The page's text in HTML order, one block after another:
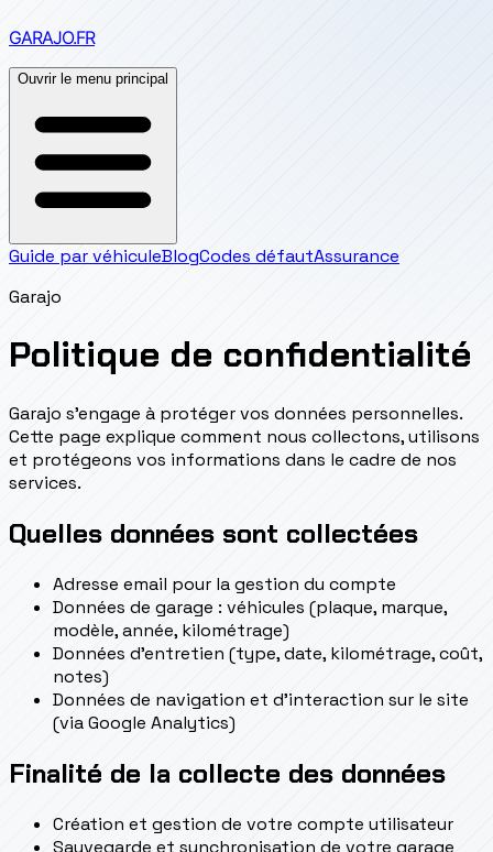
GARAJO.FR
Ouvrir le menu principal
Guide par véhiculeBlogCodes défautAssurance
Garajo
Politique de confidentialité
Garajo s'engage à protéger vos données personnelles.
Cette page explique comment nous collectons, utilisons
et protégeons vos informations dans le cadre de nos
services.
Quelles données sont collectées
Adresse email pour la gestion du compte
Données de garage : véhicules (plaque, marque,
modèle, année, kilométrage)
Données d'entretien (type, date, kilométrage, coût,
notes)
Données de navigation et d'interaction sur le site
(via Google Analytics)
Finalité de la collecte des données
Création et gestion de votre compte utilisateur
Sauvegarde et synchronisation de votre garage